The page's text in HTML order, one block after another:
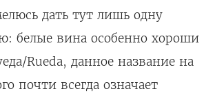
дать тут лишь одну
белые вина особенно хороши
Rueda, данное название на
почти всегда означает